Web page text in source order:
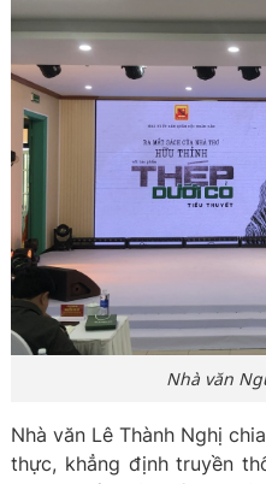
Nhà văn
Nhà văn Lê Thành Nghị
thực, khẳng định truyền